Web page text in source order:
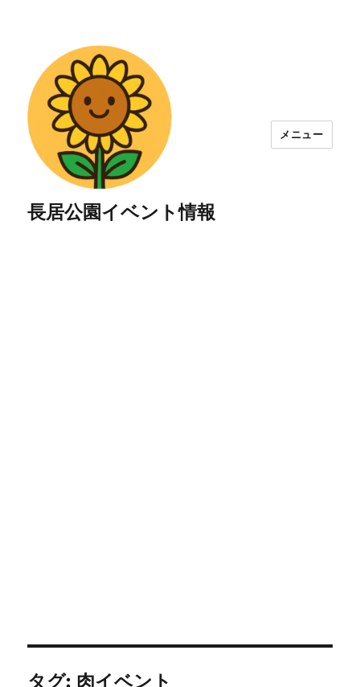
長居公園イベント情報
メニュー
タグ: 肉イベント